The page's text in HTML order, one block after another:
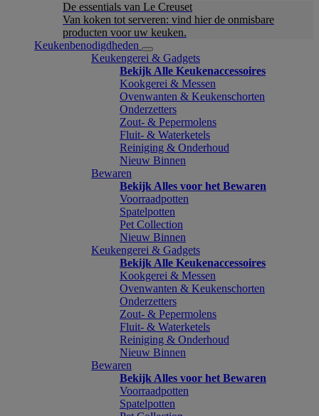
De essentials van Le Creuset
Van koken tot serveren: vind hier de onmisbare
producten voor uw keuken.
Keukenbenodigdheden
Keukengerei & Gadgets
Bekijk Alle Keukenaccessoires
Kookgerei & Messen
Ovenwanten & Keukenschorten
Onderzetters
Zout- & Pepermolens
Fluit- & Waterketels
Reiniging & Onderhoud
Nieuw Binnen
Bewaren
Bekijk Alles voor het Bewaren
Voorraadpotten
Spatelpotten
Pet Collection
Nieuw Binnen
Keukengerei & Gadgets
Bekijk Alle Keukenaccessoires
Kookgerei & Messen
Ovenwanten & Keukenschorten
Onderzetters
Zout- & Pepermolens
Fluit- & Waterketels
Reiniging & Onderhoud
Nieuw Binnen
Bewaren
Bekijk Alles voor het Bewaren
Voorraadpotten
Spatelpotten